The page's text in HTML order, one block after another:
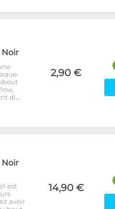
Noir
di…
2,90 €
Noir
est
avoir
14,90 €